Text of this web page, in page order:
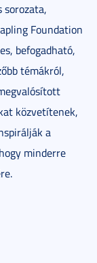
sorozata,
Foundation
befogadható,
témákról,
közvetítenek,
a
minderre